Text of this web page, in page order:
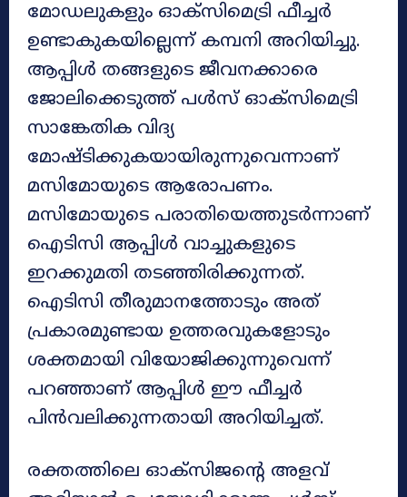
മോഡലുകളും ഓക്‌സിമെട്രി ഫീച്ചർ
ഉണ്ടാകുകയില്ലെന്ന് കമ്പനി അറിയിച്ചു.
ആപ്പിള്‍ തങ്ങളുടെ ജീവനക്കാരെ
ജോലിക്കെടുത്ത് പള്‍സ് ഓക്‌സിമെട്രി
സാങ്കേതിക വിദ്യ
മോഷ്ടിക്കുകയായിരുന്നുവെന്നാണ്
മസിമോയുടെ ആരോപണം.
മസിമോയുടെ പരാതിയെത്തുടര്‍ന്നാണ്
ഐടിസി ആപ്പിള്‍ വാച്ചുകളുടെ
ഇറക്കുമതി തടഞ്ഞിരിക്കുന്നത്.
ഐടിസി തീരുമാനത്തോടും അത്
പ്രകാരമുണ്ടായ ഉത്തരവുകളോടും
ശക്തമായി വിയോജിക്കുന്നുവെന്ന്
പറഞ്ഞാണ് ആപ്പിള്‍ ഈ ഫീച്ചര്‍
പിന്‍വലിക്കുന്നതായി അറിയിച്ചത്.
രക്തത്തിലെ ഓക്‌സിജന്റെ അളവ്